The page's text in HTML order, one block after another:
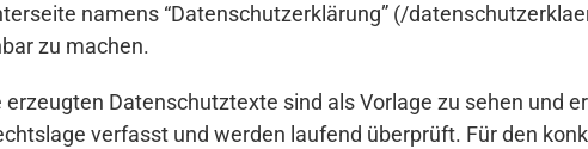
namens “Datenschutzerklärung” (/
zu machen.
erzeugten Datenschutztexte sind als Vorlage zu sehen und
verfasst und werden laufend überprüft. Für den